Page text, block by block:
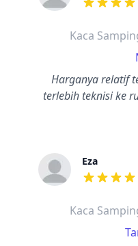
dari
Kaca
Harganya relatif
terlebih teknisi ke
Eza
dari
Kaca